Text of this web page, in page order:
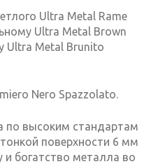
Ultra Metal Rame
Ultra Metal Brown
Ultra Metal Brunito
Nero Spazzolato.
по высоким стандартам
поверхности 6 мм
богатство металла во